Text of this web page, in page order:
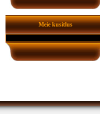
Meie kusitlus